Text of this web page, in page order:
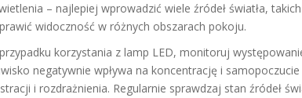
– najlepiej wprowadzić wiele źródeł światła,
widoczność w różnych obszarach pokoju.
korzystania z lamp LED, monitoruj
negatywnie wpływa na koncentrację i
i rozdrażnienia. Regularnie sprawdzaj stan źródeł